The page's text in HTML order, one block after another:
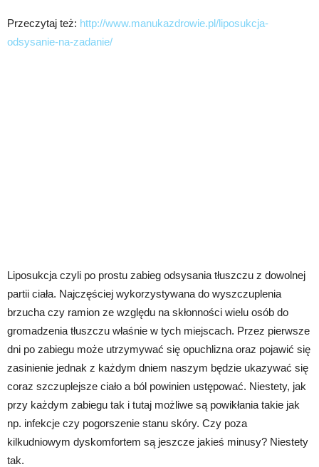
Przeczytaj też: http://www.manukazdrowie.pl/liposukcja-
odsysanie-na-zadanie/
Liposukcja czyli po prostu zabieg odsysania tłuszczu z dowolnej
partii ciała. Najczęściej wykorzystywana do wyszczuplenia
brzucha czy ramion ze względu na skłonności wielu osób do
gromadzenia tłuszczu właśnie w tych miejscach. Przez pierwsze
dni po zabiegu może utrzymywać się opuchlizna oraz pojawić się
zasinienie jednak z każdym dniem naszym będzie ukazywać się
coraz szczuplejsze ciało a ból powinien ustępować. Niestety, jak
przy każdym zabiegu tak i tutaj możliwe są powikłania takie jak
np. infekcje czy pogorszenie stanu skóry. Czy poza
kilkudniowym dyskomfortem są jeszcze jakieś minusy? Niestety
tak.